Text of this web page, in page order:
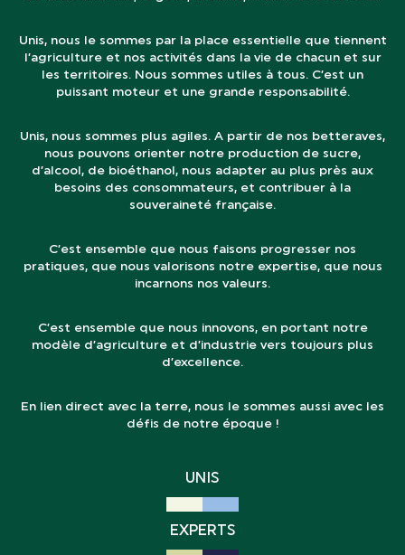
Unis, nous le sommes par la place essentielle que tiennent
l’agriculture et nos activités dans la vie de chacun et sur
les territoires. Nous sommes utiles à tous. C’est un
puissant moteur et une grande responsabilité.
Unis, nous sommes plus agiles. A partir de nos betteraves,
nous pouvons orienter notre production de sucre,
d’alcool, de bioéthanol, nous adapter au plus près aux
besoins des consommateurs, et contribuer à la
souveraineté française.
C’est ensemble que nous faisons progresser nos
pratiques, que nous valorisons notre expertise, que nous
incarnons nos valeurs.
C’est ensemble que nous innovons, en portant notre
modèle d’agriculture et d’industrie vers toujours plus
d’excellence.
En lien direct avec la terre, nous le sommes aussi avec les
défis de notre époque !
UNIS
EXPERTS